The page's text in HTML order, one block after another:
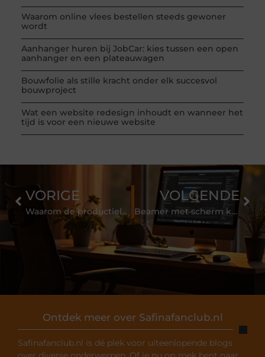
Waarom online vlees bestellen steeds gewoner
wordt
Aanhanger huren bij JobCar: kies tussen een open
aanhanger en een plateauwagen
Bouwfolie als stille kracht onder elk succesvol
bouwproject
Wat een website redesign inhoudt en wanneer het
tijd is voor een nieuwe website
Ontdek meer over Safinafanclub.nl
Safinafanclub.nl is dé plek voor uiteenlopende blogs
VORIGE
Waarom de productielocatie van houtpellets meer uitmaakt dan u denkt
VOLGENDE
Beamer met scherm kopen: waarom complete sets steeds populairder worden